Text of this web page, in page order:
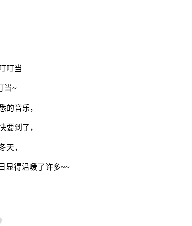
叮当
当~
的音乐，
要到了，
天，
显得温暖了许多~~